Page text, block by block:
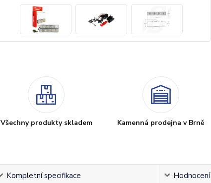
Všechny produkty skladem Kamenná prodejna v Brně
Kompletní specifikace Hodnocení